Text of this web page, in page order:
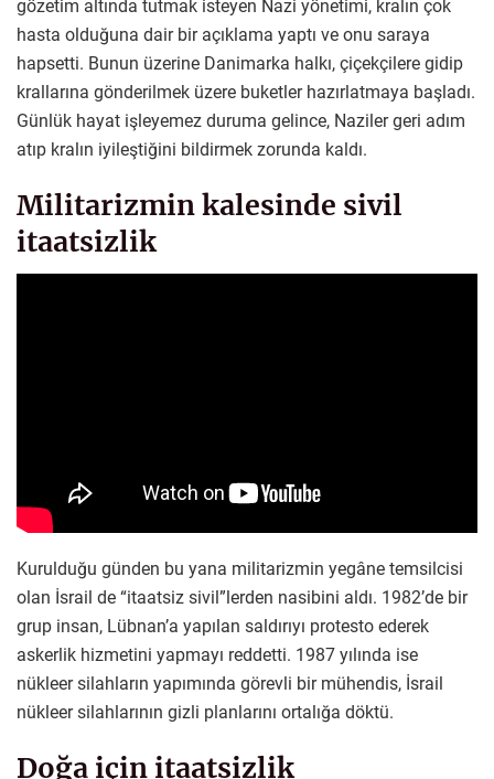
gözetim altında tutmak isteyen Nazi yönetimi, kralın çok
hasta olduğuna dair bir açıklama yaptı ve onu saraya
hapsetti. Bunun üzerine Danimarka halkı, çiçekçilere gidip
krallarına gönderilmek üzere buketler hazırlatmaya başladı.
Günlük hayat işleyemez duruma gelince, Naziler geri adım
atıp kralın iyileştiğini bildirmek zorunda kaldı.
Militarizmin kalesinde sivil
itaatsizlik
Kurulduğu günden bu yana militarizmin yegâne temsilcisi
olan İsrail de “itaatsiz sivil”lerden nasibini aldı. 1982’de bir
grup insan, Lübnan’a yapılan saldırıyı protesto ederek
askerlik hizmetini yapmayı reddetti. 1987 yılında ise
nükleer silahların yapımında görevli bir mühendis, İsrail
nükleer silahlarının gizli planlarını ortalığa döktü.
Doğa için itaatsizlik